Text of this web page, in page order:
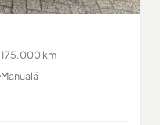
175.000 km
Manuală